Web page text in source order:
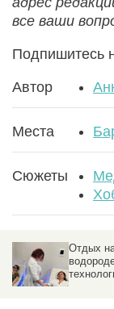
все ваши
Подпишитесь
Автор
Места
Сюжеты
Отдых